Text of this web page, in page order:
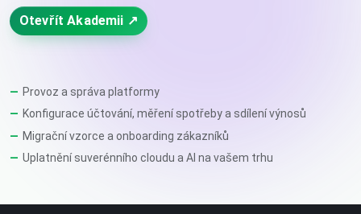
Otevřít Akademii ↗
Provoz a správa platformy
Konfigurace účtování, měření spotřeby a sdílení výnosů
Migrační vzorce a onboarding zákazníků
Uplatnění suverénního cloudu a AI na vašem trhu